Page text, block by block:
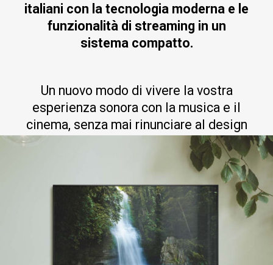
italiani con la tecnologia moderna e le
funzionalità di streaming in un
sistema compatto.
Un nuovo modo di vivere la vostra
esperienza sonora con la musica e il
cinema, senza mai rinunciare al design
italiano e alle prestazioni tecnologiche
più elevate del settore.